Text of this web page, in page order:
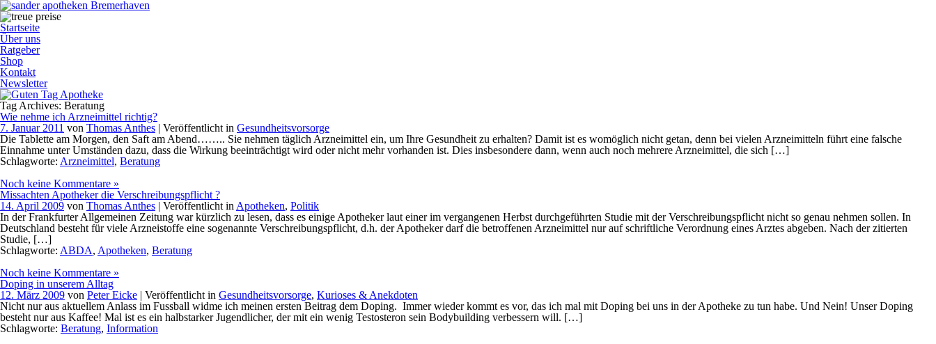
Startseite
Über uns
Ratgeber
Shop
Kontakt
Newsletter
Tag Archives: Beratung
Wie nehme ich Arzneimittel richtig?
7. Januar 2011 von Thomas Anthes | Veröffentlicht in Gesundheitsvorsorge
Die Tablette am Morgen, den Saft am Abend…….. Sie nehmen täglich Arzneimittel ein, um Ihre Gesundheit zu erhalten? Damit ist es womöglich nicht getan, denn bei vielen Arzneimitteln führt eine falsche
Einnahme unter Umständen dazu, dass die Wirkung beeinträchtigt wird oder nicht mehr vorhanden ist. Dies insbesondere dann, wenn auch noch mehrere Arzneimittel, die sich […]
Schlagworte: Arzneimittel, Beratung
Noch keine Kommentare »
Missachten Apotheker die Verschreibungspflicht ?
14. April 2009 von Thomas Anthes | Veröffentlicht in Apotheken, Politik
In der Frankfurter Allgemeinen Zeitung war kürzlich zu lesen, dass es einige Apotheker laut einer im vergangenen Herbst durchgeführten Studie mit der Verschreibungspflicht nicht so genau nehmen sollen. In
Deutschland besteht für viele Arzneistoffe eine sogenannte Verschreibungspflicht, d.h. der Apotheker darf die betroffenen Arzneimittel nur auf schriftliche Verordnung eines Arztes abgeben. Nach der zitierten
Studie, […]
Schlagworte: ABDA, Apotheken, Beratung
Noch keine Kommentare »
Doping in unserem Alltag
12. März 2009 von Peter Eicke | Veröffentlicht in Gesundheitsvorsorge, Kurioses & Anekdoten
Nicht nur aus aktuellem Anlass im Fussball widme ich meinen ersten Beitrag dem Doping. Immer wieder kommt es vor, das ich mal mit Doping bei uns in der Apotheke zu tun habe. Und Nein! Unser Doping
besteht nur aus Kaffee! Mal ist es ein halbstarker Jugendlicher, der mit ein wenig Testosteron sein Bodybuilding verbessern will. […]
Schlagworte: Beratung, Information